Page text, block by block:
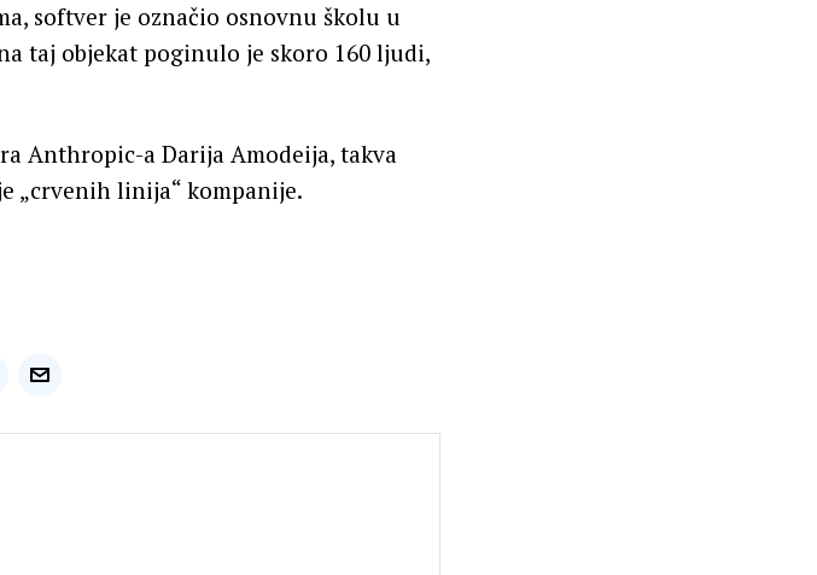
softver je označio osnovnu školu u
taj objekat poginulo je skoro 160 ljudi,
Anthropic-a Darija Amodeija, takva
„crvenih linija“ kompanije.